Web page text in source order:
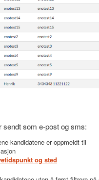
sendt som e-post og sms:
kandidatene er oppmeldt til
og sted